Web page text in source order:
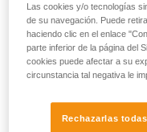
Las cookies y/o tecnologías
de su navegación. Puede
haciendo clic en el enlace
parte inferior de la página del
cookies puede afectar a su
circunstancia tal negativa le
Rechazarlas todas